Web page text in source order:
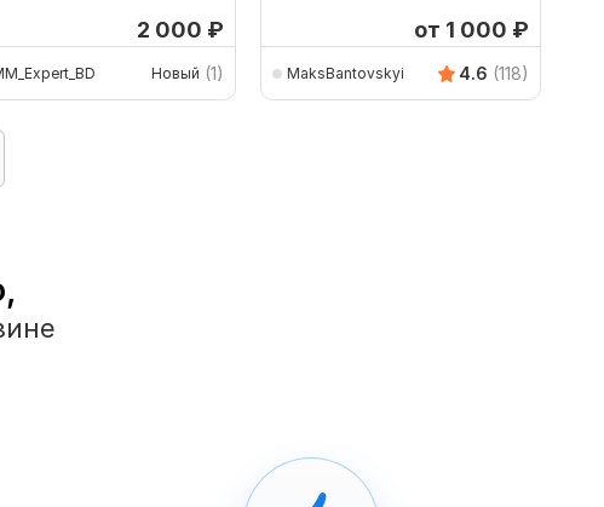
2 000 ₽
Новый (1)
от 1 000 ₽
MaksBantovskyi 4.6 (118)